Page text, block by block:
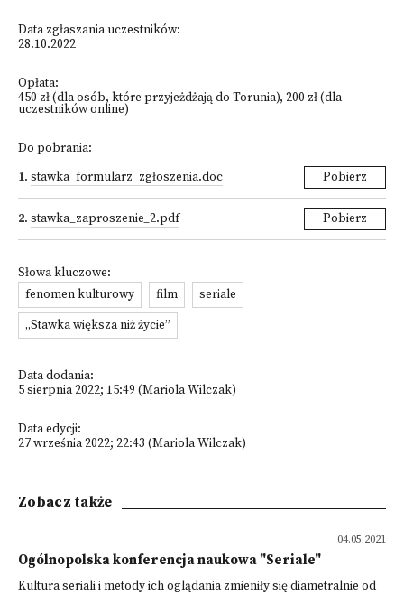
Data zgłaszania uczestników:
28.10.2022
Opłata:
450 zł (dla osób, które przyjeżdżają do Torunia), 200 zł (dla
uczestników online)
Do pobrania:
1. stawka_formularz_zgłoszenia.doc Pobierz
2. stawka_zaproszenie_2.pdf Pobierz
Słowa kluczowe:
fenomen kulturowy
film
seriale
„Stawka większa niż życie”
Data dodania:
5 sierpnia 2022; 15:49 (Mariola Wilczak)
Data edycji:
27 września 2022; 22:43 (Mariola Wilczak)
Zobacz także
04.05.2021
Ogólnopolska konferencja naukowa "Seriale"
Kultura seriali i metody ich oglądania zmieniły się diametralnie od